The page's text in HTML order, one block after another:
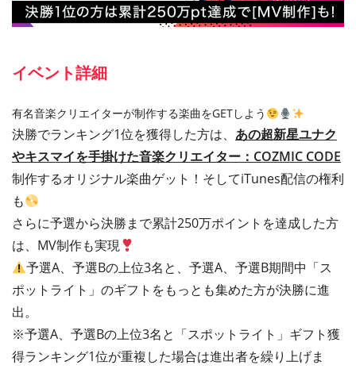
イベント詳細
有名音楽クリエイターが制作する楽曲をGETしよう
決勝でランキング1位を獲得した方は、 あの超新星ユナク
やキスマイを手掛けた音楽クリエイター：COZMIC CODE
制作するオリジナル楽曲ゲット！そしてiTunes配信の権利
も
さらに予選から決勝まで累計250万ポイントを達成した方
は、MV制作も実現
予選A、予選Bの上位3名と、予選A、予選B期間中「ス
ポットライト」のギフトをもっとも集めた方が決勝に進
出。
※予選A、予選Bの上位3名と「スポットライト」ギフト獲
得ランキング1位が重複した場合は進出者を繰り上げま